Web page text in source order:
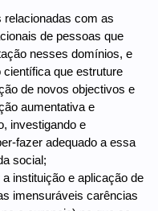
relacionadas com as
de pessoas que
nesses domínios, e
que estruture
de novos objectivos e
aumentativa e
investigando e
fazer adequado a essa
social;
instituição e aplicação de
imensuráveis carências